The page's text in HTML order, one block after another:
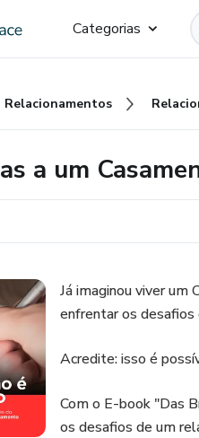
Categorias
Relacionamentos
a um
Já imaginou viver um
enfrentar os desafios
Acredite: isso é
Com o E-book "Das
os desafios de um